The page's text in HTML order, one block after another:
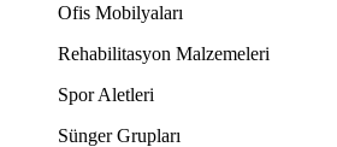
Ofis Mobilyaları
Rehabilitasyon Malzemeleri
Spor Aletleri
Sünger Grupları